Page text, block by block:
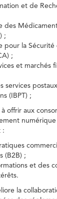
et de
des
;
pour la Sécurité
;
et marchés
services
(IBPT) ;
offrir aux
:
(B2B) ;
et des
la